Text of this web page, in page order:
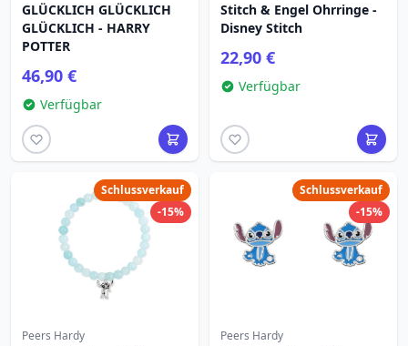
GLÜCKLICH GLÜCKLICH
GLÜCKLICH - HARRY
POTTER
46,90 €
Verfügbar
Stitch & Engel Ohrringe -
Disney Stitch
22,90 €
Verfügbar
Schlussverkauf
-15%
Peers Hardy
Schlussverkauf
-15%
Peers Hardy